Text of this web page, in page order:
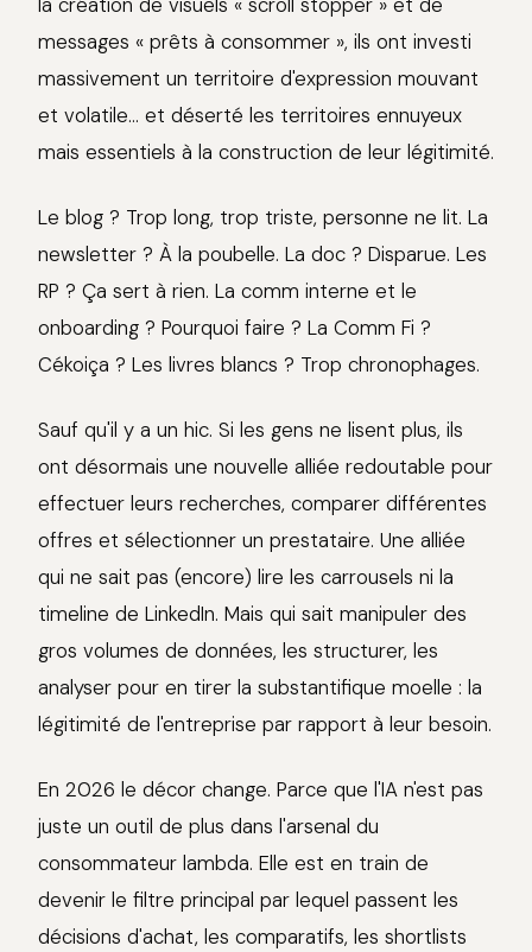
messages « prêts à consommer », ils ont investi
massivement un territoire d'expression mouvant
et volatile... et déserté les territoires ennuyeux
mais essentiels à la construction de leur légitimité.
Le blog ? Trop long, trop triste, personne ne lit. La
newsletter ? À la poubelle. La doc ? Disparue. Les
RP ? Ça sert à rien. La comm interne et le
onboarding ? Pourquoi faire ? La Comm Fi ?
Cékoiça ? Les livres blancs ? Trop chronophages.
Sauf qu'il y a un hic. Si les gens ne lisent plus, ils
ont désormais une nouvelle alliée redoutable pour
effectuer leurs recherches, comparer différentes
offres et sélectionner un prestataire. Une alliée
qui ne sait pas (encore) lire les carrousels ni la
timeline de LinkedIn. Mais qui sait manipuler des
gros volumes de données, les structurer, les
analyser pour en tirer la substantifique moelle : la
légitimité de l'entreprise par rapport à leur besoin.
En 2026 le décor change. Parce que l'IA n'est pas
juste un outil de plus dans l'arsenal du
consommateur lambda. Elle est en train de
devenir le filtre principal par lequel passent les
décisions d'achat, les comparatifs, les shortlists